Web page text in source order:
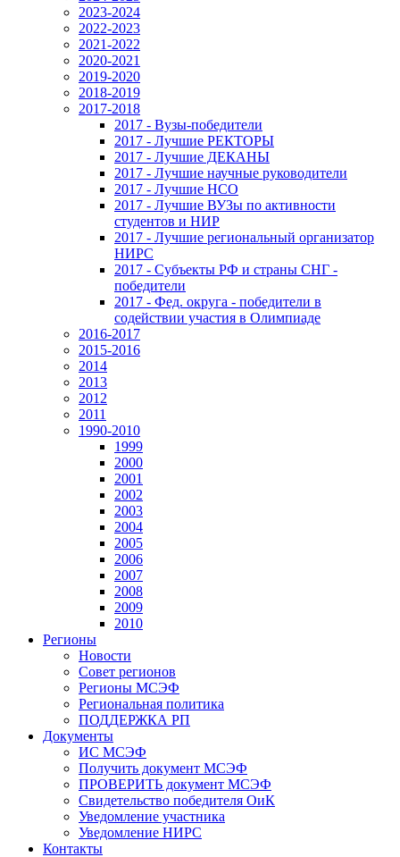
2023-2024
2022-2023
2021-2022
2020-2021
2019-2020
2018-2019
2017-2018
2017 - Вузы-победители
2017 - Лучшие РЕКТОРЫ
2017 - Лучшие ДЕКАНЫ
2017 - Лучшие научные руководители
2017 - Лучшие НСО
2017 - Лучшие ВУЗы по активности
студентов и НИР
2017 - Лучшие региональный организатор
НИРС
2017 - Субъекты РФ и страны СНГ -
победители
2017 - Фед. округа - победители в
содействии участия в Олимпиаде
2016-2017
2015-2016
2014
2013
2012
2011
1990-2010
1999
2000
2001
2002
2003
2004
2005
2006
2007
2008
2009
2010
Регионы
Новости
Совет регионов
Регионы МСЭФ
Региональная политика
ПОДДЕРЖКА РП
Документы
ИС МСЭФ
Получить документ МСЭФ
ПРОВЕРИТЬ документ МСЭФ
Свидетельство победителя ОиК
Уведомление участника
Уведомление НИРС
Контакты